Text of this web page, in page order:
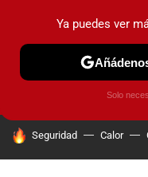
PRUEBAS COCHES
HOY SE HABLA DE
Seguridad Calor
Ya puedes ver
Solo